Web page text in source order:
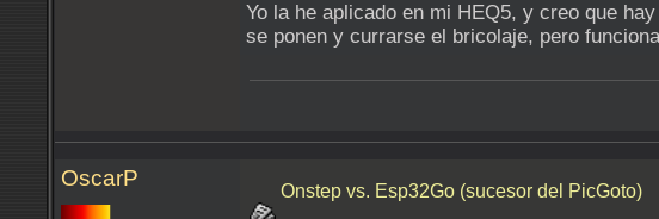
Yo la he aplicado en mi HEQ5, y creo que
se ponen y currarse el bricolaje, pero
OscarP
Onstep vs. Esp32Go (sucesor del PicGoto)